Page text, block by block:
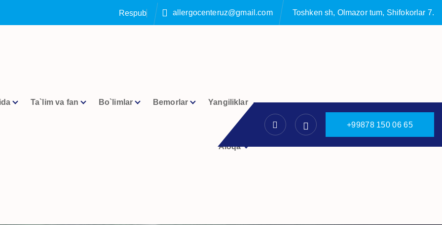
lika alle allergocenteruz@gmail.com Toshken sh, Olmazor tum, Shifokorlar 7.
Ta`lim va fan Bo`limlar Bemorlar Yangiliklar
Aloqa
+99878 150 06 65